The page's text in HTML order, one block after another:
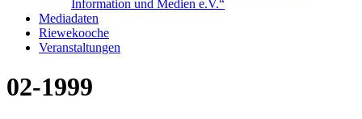
Information und Medien e.V.“
Mediadaten
Riewekooche
Veranstaltungen
02-1999